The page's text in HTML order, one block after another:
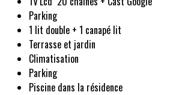
Parking
1 lit double + 1 canapé lit
Terrasse et jardin
Climatisation
Parking
Piscine dans la résidence